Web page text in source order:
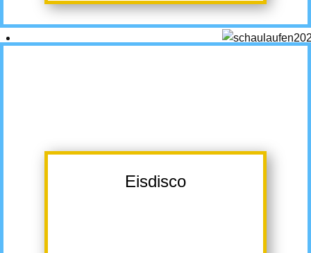
Eisdisco